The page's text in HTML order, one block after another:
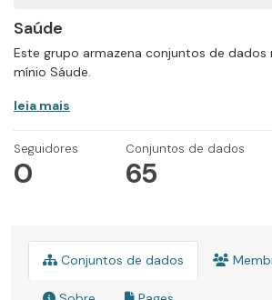
Saúde
Este grupo armazena conjuntos de dados
mínio Sáude.
leia mais
Seguidores
0
Conjuntos de dados
65
Conjuntos de dados